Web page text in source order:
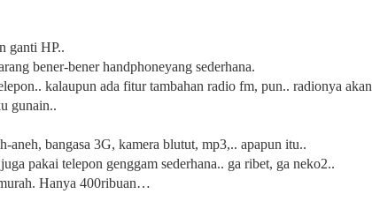
ganti HP..
bener-bener handphoneyang sederhana.
kalaupun ada fitur tambahan radio fm, pun.. radionya akan
gunain..
aneh, bangasa 3G, kamera blutut, mp3,.. apapun itu..
pakai telepon genggam sederhana.. ga ribet, ga neko2..
Hanya 400ribuan…